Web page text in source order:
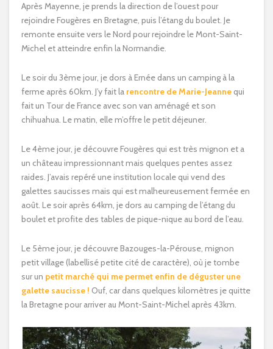
Après Mayenne, je prends la direction de l’ouest pour
rejoindre Fougères en Bretagne, puis l’étang du boulet. Je
remonte ensuite vers le Nord pour rejoindre le Mont-Saint-
Michel et atteindre enfin la Normandie.
Le soir du 3ème jour, je dors à Ernée dans un camping à la
ferme après 60km. J’y fait la rencontre de Marie-Jeannequi
fait un Tour de France avec son van aménagé et son
chihuahua. Le matin, elle m’offre le petit déjeuner.
Le 4ème jour, je découvre Fougères qui est très mignon et a
un château impressionnant mais quelques pentes assez
raides. J’avais repéré une institution locale qui vend des
galettes saucisses mais qui est malheureusement fermée en
août. Le soir après 64km, je dors au camping de l’étang du
boulet et profite des tables de pique-nique au bord de l’eau.
Le 5ème jour, je découvre Bazouges-la-Pérouse, mignon
petit village (labellisé petite cité de caractère), où je tombe
sur un petit marché qui me permet enfin de déguster une
galette saucisse ! Ouf, car dans quelques kilomètres je quitte
la Bretagne pour arriver au Mont-Saint-Michel après 43km.